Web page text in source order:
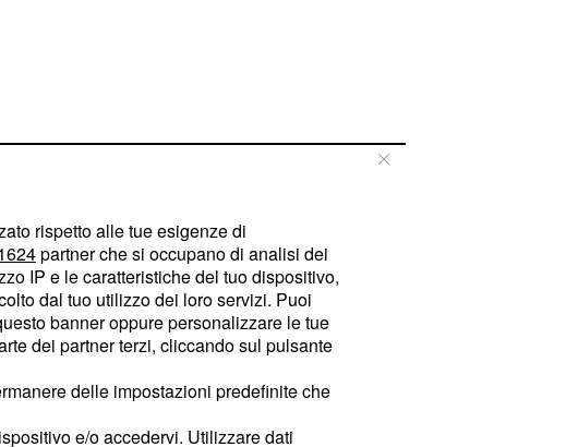
rispetto alle tue esigenze di
partner che si occupano di analisi dei
IP e le caratteristiche del tuo dispositivo,
dal tuo utilizzo dei loro servizi. Puoi
banner oppure personalizzare le tue
dei partner terzi, cliccando sul pulsante
delle impostazioni predefinite che
e/o accedervi. Utilizzare dati